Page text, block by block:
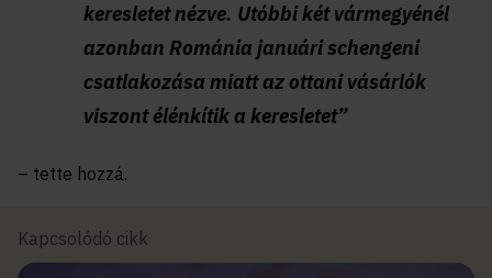
keresletet nézve. Utóbbi két vármegyénél
azonban Románia januári schengeni
csatlakozása miatt az ottani vásárlók
viszont élénkítik a keresletet”
– tette hozzá.
Kapcsolódó cikk